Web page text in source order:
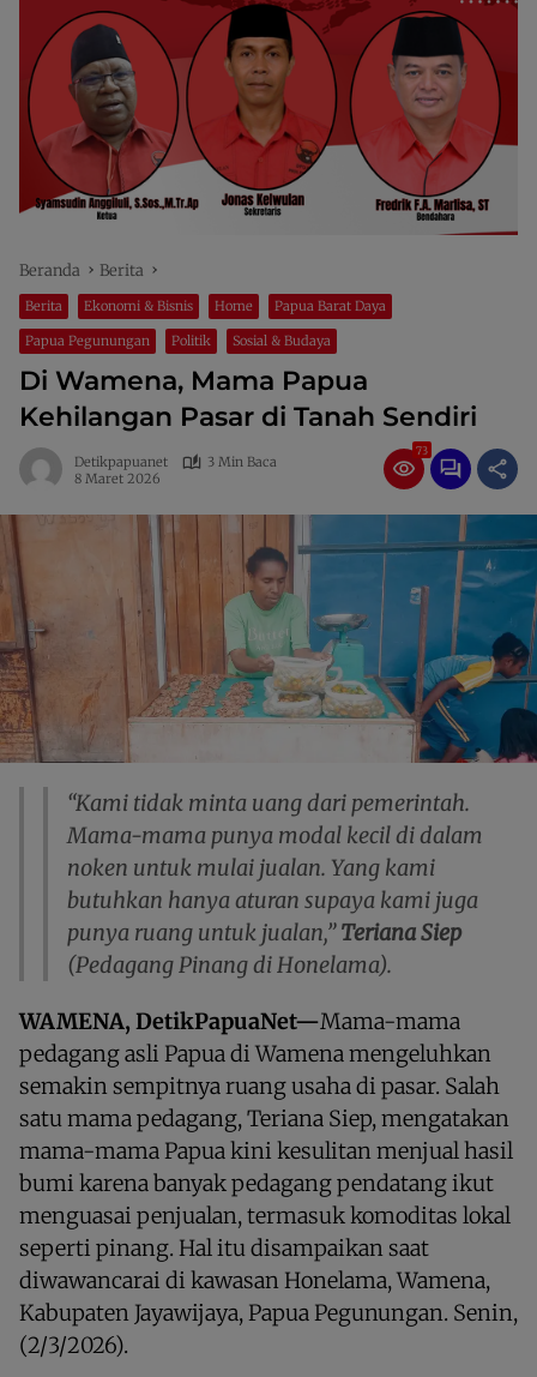
Beranda Berita
Berita Ekonomi & Bisnis Home Papua Barat Daya
Papua Pegunungan Politik Sosial & Budaya
Di Wamena, Mama Papua
Kehilangan Pasar di Tanah Sendiri
Detikpapuanet
3 Min Baca
8 Maret 2026
73
“Kami tidak minta uang dari pemerintah.
Mama-mama punya modal kecil di dalam
noken untuk mulai jualan. Yang kami
butuhkan hanya aturan supaya kami juga
punya ruang untuk jualan,”Teriana Siep
(Pedagang Pinang di Honelama).
WAMENA, DetikPapuaNet—Mama-mama
pedagang asli Papua di Wamena mengeluhkan
semakin sempitnya ruang usaha di pasar. Salah
satu mama pedagang, Teriana Siep, mengatakan
mama-mama Papua kini kesulitan menjual hasil
bumi karena banyak pedagang pendatang ikut
menguasai penjualan, termasuk komoditas lokal
seperti pinang. Hal itu disampaikan saat
diwawancarai di kawasan Honelama, Wamena,
Kabupaten Jayawijaya, Papua Pegunungan. Senin,
(2/3/2026).